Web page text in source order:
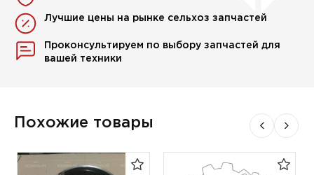
Лучшие цены на рынке сельхоз запчастей
Проконсультируем по выбору запчастей для
вашей техники
Похожие товары